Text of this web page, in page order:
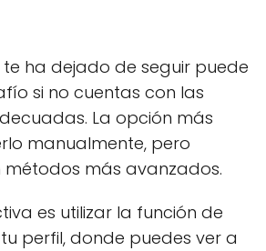
te ha dejado de seguir puede
si no cuentas con las
La opción más
manualmente, pero
métodos más avanzados.
es utilizar la función de
perfil, donde puedes ver a